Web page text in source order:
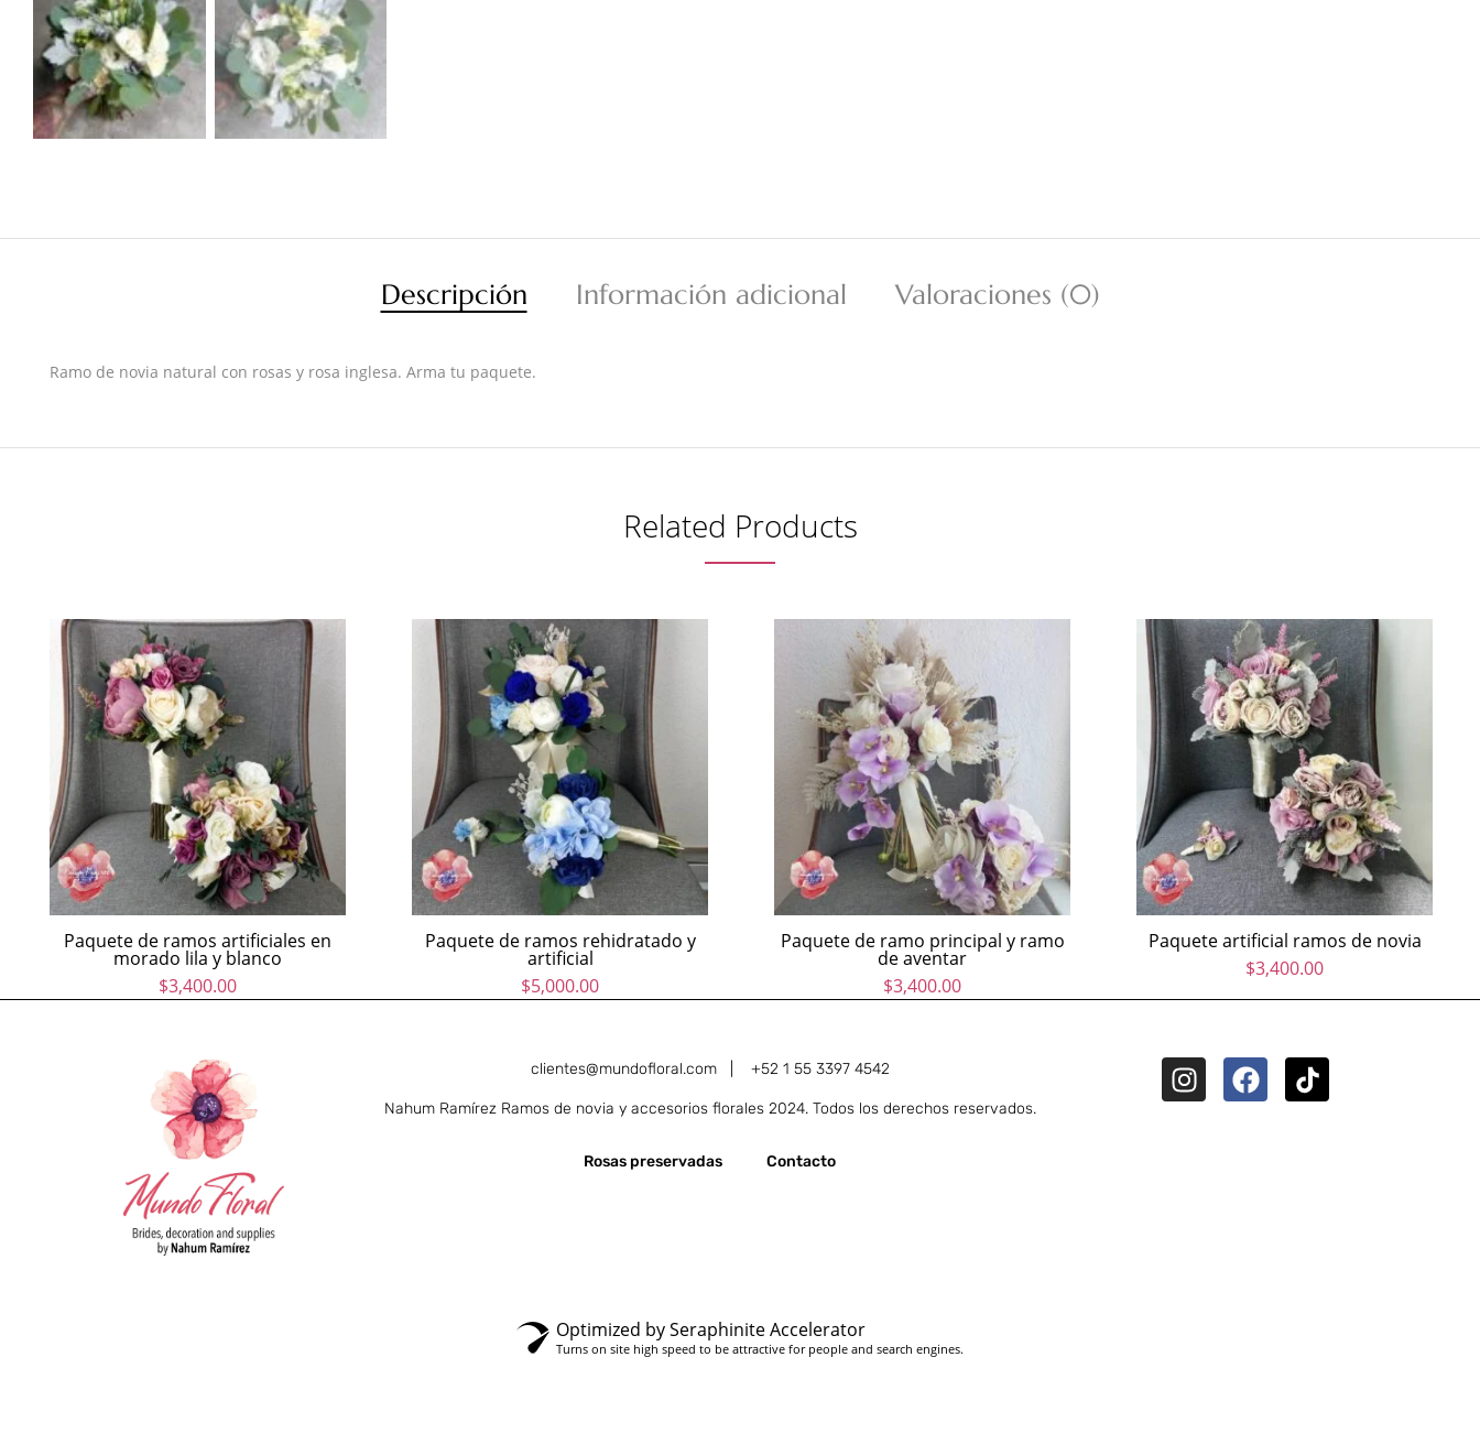
Descripción Información adicional Valoraciones (0)
Ramo de novia natural con rosas y rosa inglesa. Arma tu paquete.
Related Products
Paquete de ramos artificiales en
morado lila y blanco
$3,400.00
Paquete de ramos rehidratado y
artificial
$5,000.00
Paquete de ramo principal y ramo
de aventar
$3,400.00
Paquete artificial ramos de novia
$3,400.00
clientes@mundofloral.com | +52 1 55 3397 4542
Nahum Ramírez Ramos de novia y accesorios florales 2024. Todos los derechos reservados.
Rosas preservadas Contacto
Optimized by Seraphinite Accelerator
Turns on site high speed to be attractive for people and search engines.